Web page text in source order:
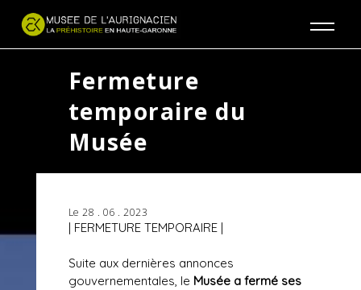
Fermeture
temporaire du
Musée
Le 28 . 06 . 2023
| FERMETURE TEMPORAIRE |
Suite aux dernières annonces
gouvernementales, le Musée a fermé ses